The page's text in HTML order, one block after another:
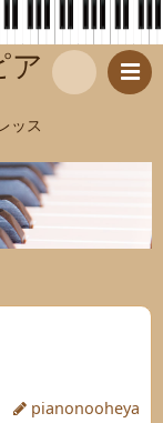
ア
ッス
索
pianonooheya